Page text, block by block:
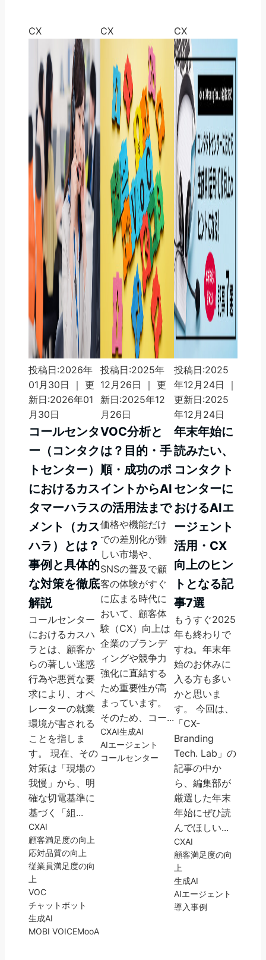
CX
投稿日:2026年
01月30日 ｜ 更
新日:2026年01
月30日
コールセンタ
ー（コンタク
トセンター）
におけるカス
タマーハラス
メント（カス
ハラ）とは？
事例と具体的
な対策を徹底
解説
コールセンター
におけるカスハ
ラとは、顧客か
らの著しい迷惑
行為や悪質な要
求により、オペ
レーターの就業
環境が害される
ことを指しま
す。 現在、その
対策は「現場の
我慢」から、明
確な切電基準に
基づく「組...
CXAI
顧客満足度の向上
応対品質の向上
従業員満足度の向
上
VOC
チャットボット
生成AI
MOBI VOICEMooA
CX
投稿日:2025年
12月26日 ｜ 更
新日:2025年12
月26日
VOC分析と
は？目的・手
順・成功のポ
イントからAI
の活用法まで
価格や機能だけ
での差別化が難
しい市場や、
SNSの普及で顧
客の体験がすぐ
に広まる時代に
おいて、顧客体
験（CX）向上は
企業のブランデ
ィングや競争力
強化に直結する
ため重要性が高
まっています。
そのため、コー...
CXAI生成AI
AIエージェント
コールセンター
CX
投稿日:2025
年12月24日 ｜
更新日:2025
年12月24日
年末年始に
読みたい、
コンタクト
センターに
おけるAIエ
ージェント
活用・CX
向上のヒン
トとなる記
事7選
もうすぐ2025
年も終わりで
すね。年末年
始のお休みに
入る方も多い
かと思いま
す。 今回は、
「CX-
Branding
Tech. Lab」の
記事の中か
ら、編集部が
厳選した年末
年始にぜひ読
んでほしい...
CXAI
顧客満足度の向
上
生成AI
AIエージェント
導入事例